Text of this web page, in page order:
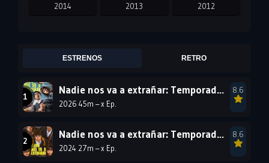
2014 2013 2012
2002 2001 2000
1996 1995 1994
1993
ESTRENOS RETRO
Nadie nos va a extrañar: Temporada 2
2026 45m – x Ep.
8.6
Nadie nos va a extrañar: Temporada 1
2024 27m – x Ep.
8.6